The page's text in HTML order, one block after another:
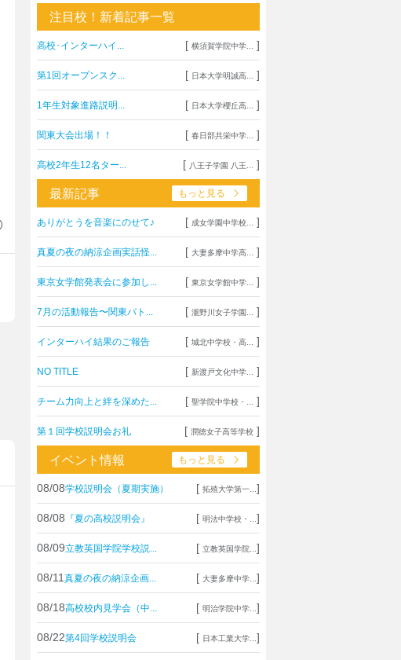
注目校！新着記事一覧
高校･インターハイ... [ 横須賀学院中学... ]
第1回オープンスク... [ 日本大学明誠高... ]
1年生対象進路説明... [ 日本大学櫻丘高... ]
関東大会出場！！ [ 春日部共栄中学... ]
高校2年生12名ター... [ 八王子学園 八王... ]
最新記事 もっと見る
ありがとうを音楽にのせて♪ [ 成女学園中学校... ]
真夏の夜の納涼企画実話怪... [ 大妻多摩中学高... ]
東京女学館発表会に参加し... [ 東京女学館中学... ]
7月の活動報告〜関東バト... [ 瀧野川女子学園... ]
インターハイ結果のご報告 [ 城北中学校・高... ]
NO TITLE [ 新渡戸文化中学... ]
チーム力向上と絆を深めた... [ 聖学院中学校・... ]
第１回学校説明会お礼 [ 潤徳女子高等学校 ]
イベント情報 もっと見る
08/08学校説明会（夏期実施） [ 拓殖大学第一... ]
08/08 『夏の高校説明会』 [ 明法中学校・... ]
08/09立教英国学院学校説... [ 立教英国学院... ]
08/11 真夏の夜の納涼企画... [ 大妻多摩中学... ]
08/18高校校内見学会（中... [ 明治学院中学... ]
08/22第4回学校説明会 [ 日本工業大学... ]